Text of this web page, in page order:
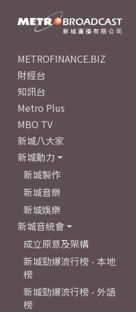
METROFINANCE.BIZ
財經台
知訊台
Metro Plus
MBO TV
新城八大家
新城動力
新城製作
新城音樂
新城娛樂
新城音統會
成立原意及架構
新城勁爆流行榜 - 本地
榜
新城勁爆流行榜 - 外語
榜